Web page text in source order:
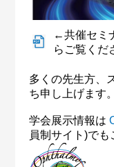
←共催セミ
らご覧くだ
多くの先生方、
ち申し上げます。
学会展示情報は
員制サイト)でも